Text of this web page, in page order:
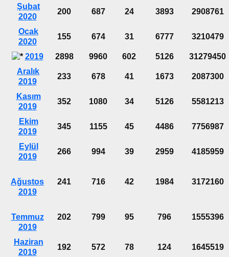
Şubat
2020
200 687 24 3893 2908761
Ocak
2020
155 674 31 6777 3210479
2019 2898 9960 602 5126
31279450
Aralık
2019
233 678 41 1673 2087300
Kasım
2019
352 1080 34 5126 5581213
Ekim
2019
345 1155 45 4486 7756987
Eylül
2019
266 994 39 2959 4185959
Ağustos
2019
241 716 42 1984 3172160
Temmuz
2019
202 799 95 796 1555396
Haziran
2019
192 572 78 124 1645519